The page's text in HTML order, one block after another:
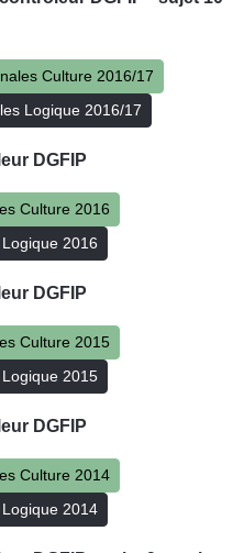
Culture 2016/17
Logique 2016/17
DGFIP
Culture 2016
2016
DGFIP
Culture 2015
2015
DGFIP
Culture 2014
2014